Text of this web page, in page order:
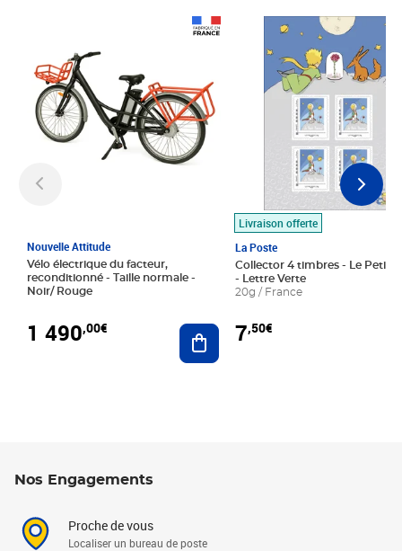
Nouvelle Attitude
Vélo électrique du facteur,
reconditionné - Taille normale -
Noir/ Rouge
1 490,00€ Ajouter au panier
Livraison offerte
La Poste
Collector 4 timbres - Le Petit
- Lettre Verte
20g / France
7,50€
Prix 7,50€
Nos Engagements
Proche de vous
Localiser un bureau de poste